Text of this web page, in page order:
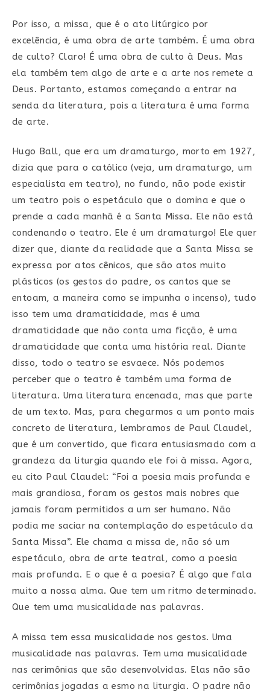
Por isso, a missa, que é o ato litúrgico por
excelência, é uma obra de arte também. É uma obra
de culto? Claro! É uma obra de culto à Deus. Mas
ela também tem algo de arte e a arte nos remete a
Deus. Portanto, estamos começando a entrar na
senda da literatura, pois a literatura é uma forma
de arte.
Hugo Ball, que era um dramaturgo, morto em 1927,
dizia que para o católico (veja, um dramaturgo, um
especialista em teatro), no fundo, não pode existir
um teatro pois o espetáculo que o domina e que o
prende a cada manhã é a Santa Missa. Ele não está
condenando o teatro. Ele é um dramaturgo! Ele quer
dizer que, diante da realidade que a Santa Missa se
expressa por atos cênicos, que são atos muito
plásticos (os gestos do padre, os cantos que se
entoam, a maneira como se impunha o incenso), tudo
isso tem uma dramaticidade, mas é uma
dramaticidade que não conta uma ficção, é uma
dramaticidade que conta uma história real. Diante
disso, todo o teatro se esvaece. Nós podemos
perceber que o teatro é também uma forma de
literatura. Uma literatura encenada, mas que parte
de um texto. Mas, para chegarmos a um ponto mais
concreto de literatura, lembramos de Paul Claudel,
que é um convertido, que ficara entusiasmado com a
grandeza da liturgia quando ele foi à missa. Agora,
eu cito Paul Claudel: “Foi a poesia mais profunda e
mais grandiosa, foram os gestos mais nobres que
jamais foram permitidos a um ser humano. Não
podia me saciar na contemplação do espetáculo da
Santa Missa”. Ele chama a missa de, não só um
espetáculo, obra de arte teatral, como a poesia
mais profunda. E o que é a poesia? É algo que fala
muito a nossa alma. Que tem um ritmo determinado.
Que tem uma musicalidade nas palavras.
A missa tem essa musicalidade nos gestos. Uma
musicalidade nas palavras. Tem uma musicalidade
nas cerimônias que são desenvolvidas. Elas não são
cerimônias jogadas a esmo na liturgia. O padre não